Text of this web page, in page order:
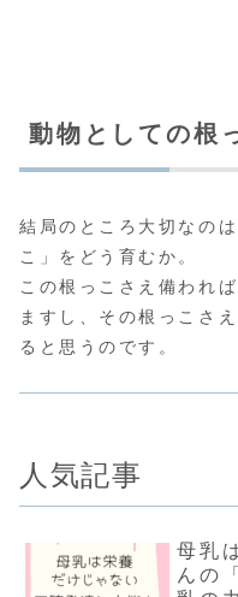
動物としての根
結局のところ大切なの
こ」をどう育むか。
この根っこさえ備われ
ますし、その根っこさ
ると思うのです。
人気記事
母乳
んの